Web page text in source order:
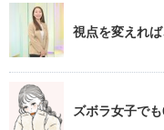
視点を変えれ
ズボラ女子で